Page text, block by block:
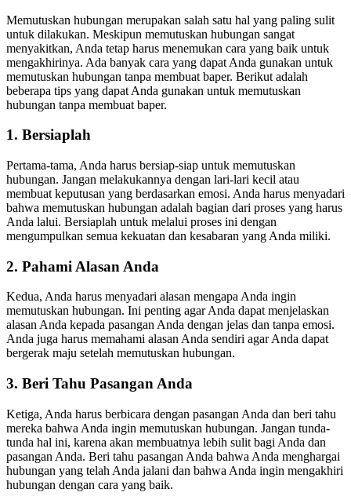
Memutuskan hubungan merupakan salah satu hal yang paling sulit
untuk dilakukan. Meskipun memutuskan hubungan sangat
menyakitkan, Anda tetap harus menemukan cara yang baik untuk
mengakhirinya. Ada banyak cara yang dapat Anda gunakan untuk
memutuskan hubungan tanpa membuat baper. Berikut adalah
beberapa tips yang dapat Anda gunakan untuk memutuskan
hubungan tanpa membuat baper.
1. Bersiaplah
Pertama-tama, Anda harus bersiap-siap untuk memutuskan
hubungan. Jangan melakukannya dengan lari-lari kecil atau
membuat keputusan yang berdasarkan emosi. Anda harus menyadari
bahwa memutuskan hubungan adalah bagian dari proses yang harus
Anda lalui. Bersiaplah untuk melalui proses ini dengan
mengumpulkan semua kekuatan dan kesabaran yang Anda miliki.
2. Pahami Alasan Anda
Kedua, Anda harus menyadari alasan mengapa Anda ingin
memutuskan hubungan. Ini penting agar Anda dapat menjelaskan
alasan Anda kepada pasangan Anda dengan jelas dan tanpa emosi.
Anda juga harus memahami alasan Anda sendiri agar Anda dapat
bergerak maju setelah memutuskan hubungan.
3. Beri Tahu Pasangan Anda
Ketiga, Anda harus berbicara dengan pasangan Anda dan beri tahu
mereka bahwa Anda ingin memutuskan hubungan. Jangan tunda-
tunda hal ini, karena akan membuatnya lebih sulit bagi Anda dan
pasangan Anda. Beri tahu pasangan Anda bahwa Anda menghargai
hubungan yang telah Anda jalani dan bahwa Anda ingin mengakhiri
hubungan dengan cara yang baik.